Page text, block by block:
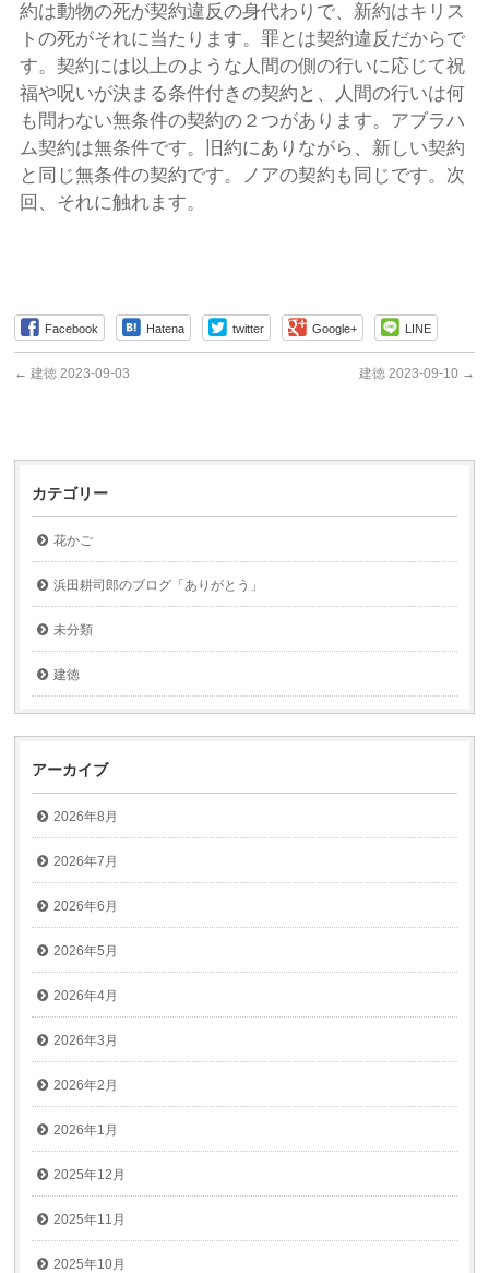
約は動物の死が契約違反の身代わりで、新約はキリス
トの死がそれに当たります。罪とは契約違反だからで
す。契約には以上のような人間の側の行いに応じて祝
福や呪いが決まる条件付きの契約と、人間の行いは何
も問わない無条件の契約の２つがあります。アブラハ
ム契約は無条件です。旧約にありながら、新しい契約
と同じ無条件の契約です。ノアの契約も同じです。次
回、それに触れます。
Facebook Hatena twitter Google+ LINE
← 建徳 2023-09-03 建徳 2023-09-10 →
カテゴリー
花かご
浜田耕司郎のブログ「ありがとう」
未分類
建徳
アーカイブ
2026年8月
2026年7月
2026年6月
2026年5月
2026年4月
2026年3月
2026年2月
2026年1月
2025年12月
2025年11月
2025年10月